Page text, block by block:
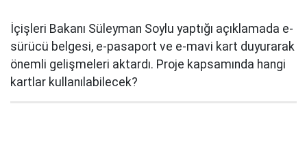
İçişleri Bakanı Süleyman Soylu yaptığı açıklamada e-
sürücü belgesi, e-pasaport ve e-mavi kart duyurarak
önemli gelişmeleri aktardı. Proje kapsamında hangi
kartlar kullanılabilecek?